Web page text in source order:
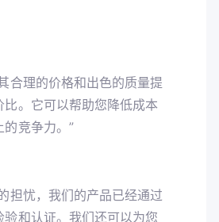
合理的价格和出色的质量提
比。它可以帮助您降低成本
的竞争力。”
担忧，我们的产品已经通过
验和认证。我们还可以为您